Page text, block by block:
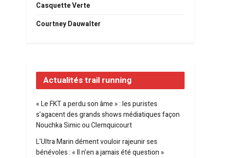
Casquette Verte
Courtney Dauwalter
Actualités trail running
« Le FKT a perdu son âme » : les puristes
s’agacent des grands shows médiatiques façon
Nouchka Simic ou Clemquicourt
L’Ultra Marin dément vouloir rajeunir ses
bénévoles : « Il n’en a jamais été question »